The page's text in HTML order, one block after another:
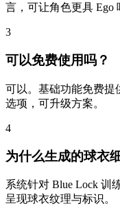
言，可让角色更具 Ego
3
可以免费使用吗？
可以。基础功能免费提
选项，可升级方案。
4
为什么生成的球衣
系统针对 Blue Lock 训
呈现球衣纹理与标识。